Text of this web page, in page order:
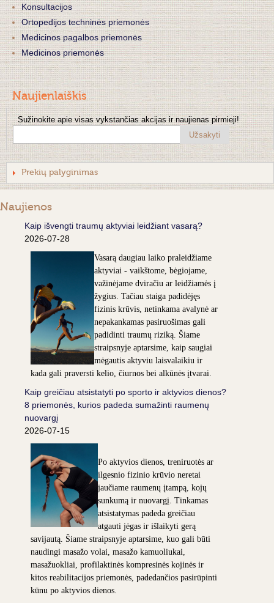
Konsultacijos
Ortopedijos techninės priemonės
Medicinos pagalbos priemonės
Medicinos priemonės
Naujienlaiškis
Sužinokite apie visas vykstančias akcijas ir naujienas pirmieji!
Užsakyti
Prekių palyginimas
Naujienos
Kaip išvengti traumų aktyviai leidžiant vasarą?
2026-07-28
Vasarą daugiau laiko praleidžiame
aktyviai - vaikštome, bėgiojame,
važinėjame dviračiu ar leidžiamės į
žygius. Tačiau staiga padidėjęs
fizinis krūvis, netinkama avalynė ar
nepakankamas pasiruošimas gali
padidinti traumų riziką. Šiame
straipsnyje aptarsime, kaip saugiai
mėgautis aktyviu laisvalaikiu ir
kada gali praversti kelio, čiurnos bei alkūnės įtvarai.
Kaip greičiau atsistatyti po sporto ir aktyvios dienos?
8 priemonės, kurios padeda sumažinti raumenų
nuovargį
2026-07-15
Po aktyvios dienos, treniruotės ar
ilgesnio fizinio krūvio neretai
jaučiame raumenų įtampą, kojų
sunkumą ir nuovargį. Tinkamas
atsistatymas padeda greičiau
atgauti jėgas ir išlaikyti gerą
savijautą. Šiame straipsnyje aptarsime, kuo gali būti
naudingi masažo volai, masažo kamuoliukai,
masažuokliai, profilaktinės kompresinės kojinės ir
kitos reabilitacijos priemonės, padedančios pasirūpinti
kūnu po aktyvios dienos.